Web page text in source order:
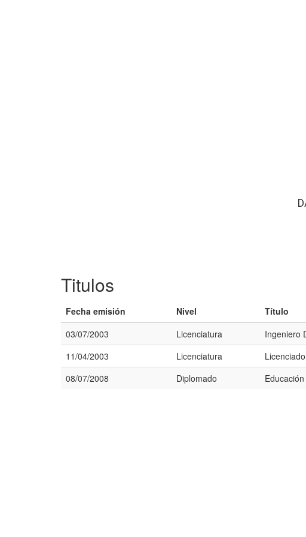
Titulos
Fecha emisión Nivel Título
03/07/2003
Licenciatura Ingeniero
11/04/2003
Licenciatura
08/07/2008
Diplomado